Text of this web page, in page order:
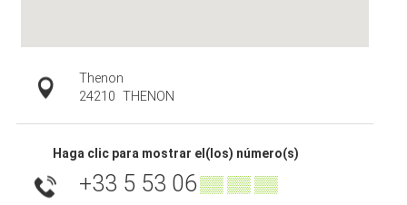
Thenon
24210 THENON
Haga clic para mostrar el(los) número(s)
+33 5 53 06▒▒ ▒▒ ▒▒